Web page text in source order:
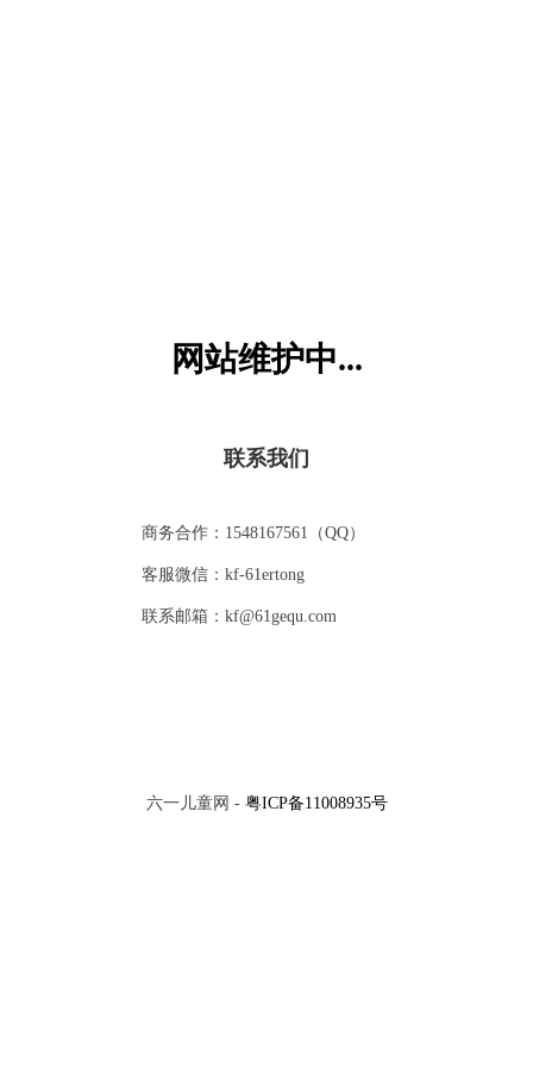
网站维护中...
联系我们
商务合作：1548167561（QQ）
客服微信：kf-61ertong
联系邮箱：kf@61gequ.com
六一儿童网 - 粤ICP备11008935号